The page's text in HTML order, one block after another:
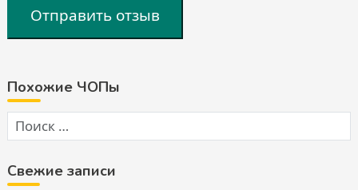
Отправить отзыв
Похожие ЧОПы
Свежие записи